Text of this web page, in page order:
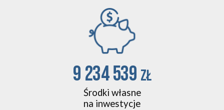
9 234 539 zł
Środki własne
na inwestycje